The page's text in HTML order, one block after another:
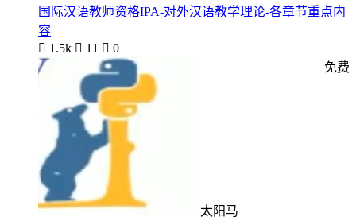
国际汉语教师资格IPA-对外汉语教学理论-各章节重点内
容
 1.5k  11  0
太阳马
免费